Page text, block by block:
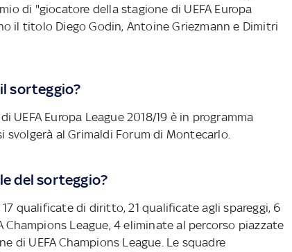
di "giocatore della stagione di UEFA Europa
il titolo Diego Godin, Antoine Griezmann e Dimitri
sorteggio?
UEFA Europa League 2018/19 è in programma
svolgerà al Grimaldi Forum di Montecarlo.
del sorteggio?
qualificate di diritto, 21 qualificate agli spareggi, 6
Champions League, 4 eliminate al percorso piazzate
di UEFA Champions League. Le squadre